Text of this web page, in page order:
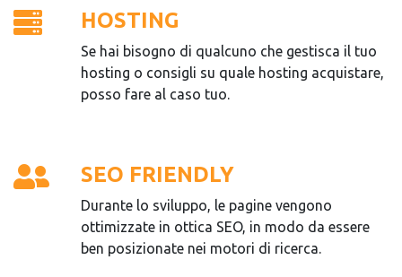
HOSTING
Se hai bisogno di qualcuno che gestisca il tuo
hosting o consigli su quale hosting acquistare,
posso fare al caso tuo.
SEO FRIENDLY
Durante lo sviluppo, le pagine vengono
ottimizzate in ottica SEO, in modo da essere
ben posizionate nei motori di ricerca.